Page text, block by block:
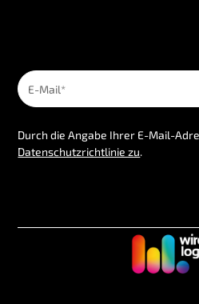
Durch die Angabe Ihrer E-Mail-
Datenschutzrichtlinie zu.